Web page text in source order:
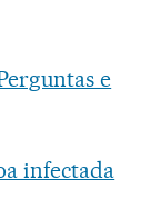
e
infectada